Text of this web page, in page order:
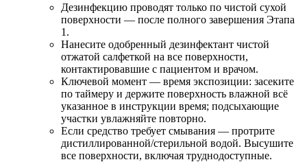
Дезинфекцию проводят только по чистой сухой
поверхности — после полного завершения Этапа
1.
Нанесите одобренный дезинфектант чистой
отжатой салфеткой на все поверхности,
контактировавшие с пациентом и врачом.
Ключевой момент — время экспозиции: засеките
по таймеру и держите поверхность влажной всё
указанное в инструкции время; подсыхающие
участки увлажняйте повторно.
Если средство требует смывания — протрите
дистиллированной/стерильной водой. Высушите
все поверхности, включая труднодоступные.